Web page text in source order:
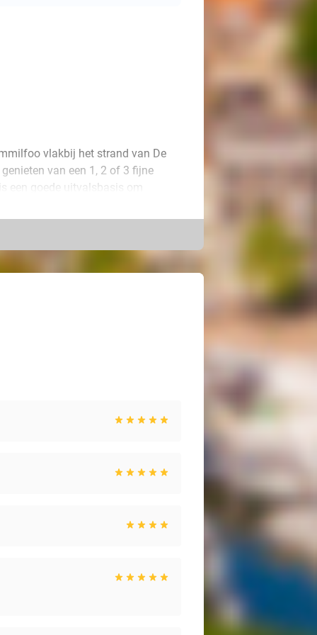
vlakbij het strand van De
van een 1, 2 of 3 fijne
een goede uitvalsbasis om
is voorzien. In de ochtend
goed te beginnen. Trek er